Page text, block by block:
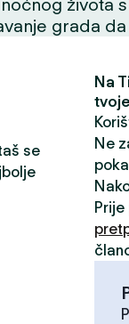
grada
se
Na
Ne